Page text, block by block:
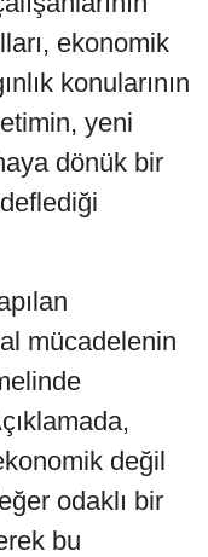
ekonomik
konularının
yeni
dönük bir
mücadelenin
değil
odaklı bir
bu